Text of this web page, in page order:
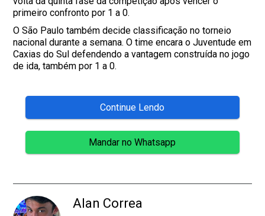
primeiro confronto por 1 a 0.
O São Paulo também decide classificação no torneio
nacional durante a semana. O time encara o Juventude em
Caxias do Sul defendendo a vantagem construída no jogo
de ida, também por 1 a 0.
Continue Lendo
Mandar no Whatsapp
Alan Correa